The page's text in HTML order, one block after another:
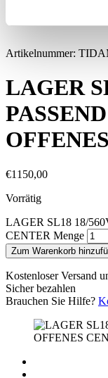
Artikelnummer:
LAGER
€1150,00
Vorrätig
LAGER SL18 18/
CENTER Menge
Zum Warenkorb
Kostenloser Versand
Sicher bezahlen
Brauchen Sie Hilfe?